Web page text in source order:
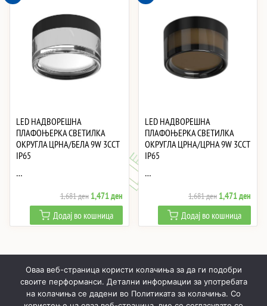
LED НАДВОРЕШНА
ПЛАФОЊЕРКА СВЕТИЛКА
ОКРУГЛА ЦРНА/БЕЛА 9W 3CCT
IP65
…
1,681ден Original
price
was:
1,471денCurrent
price
is:
Додај во кошница
LED НАДВОРЕШНА
ПЛАФОЊЕРКА СВЕТИЛКА
ОКРУГЛА ЦРНА/ЦРНА 9W 3CCT
IP65
…
1,681ден Original
price
was:
1,471ден
price
is:
Додај во кошница
Оваа веб-страница користи колачиња за да ги подобри
своите перформанси. Детални информации за употребата
на колачиња се дадени во Политиката за колачиња. Со